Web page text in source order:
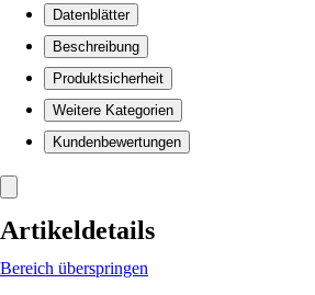
Datenblätter
Beschreibung
Produktsicherheit
Weitere Kategorien
Kundenbewertungen
Artikeldetails
Bereich überspringen